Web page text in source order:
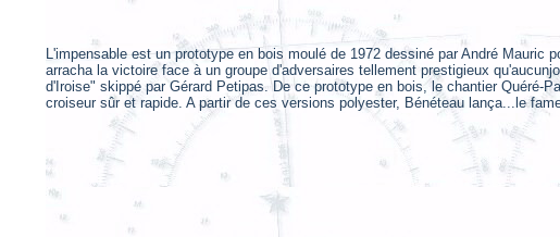
L'impensable est un prototype en bois moulé de 1972 dessiné par André
arracha la victoire face à un groupe d'adversaires tellement prestigieux
d'Iroise" skippé par Gérard Petipas. De ce prototype en bois, le chantier Quéré-
croiseur sûr et rapide. A partir de ces versions polyester, Bénéteau lança... le